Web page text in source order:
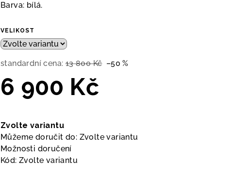
Barva: bílá.
VELIKOST
standardní cena: 13 800 Kč –50 %
6 900 Kč
cena:
Zvolte variantu
Můžeme doručit do: Zvolte variantu
Možnosti doručení
Kód: Zvolte variantu